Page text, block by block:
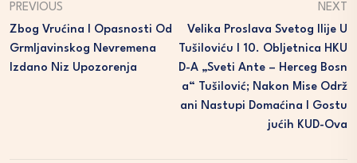
PREVIOUS
Zbog Vrućina I Opasnosti Od
Grmljavinskog Nevremena
Izdano Niz Upozorenja
NEXT
Velika Proslava Svetog Ilije U
Tušiloviću I 10. Obljetnica HKU
D-A „Sveti Ante – Herceg Bosn
A“ Tušilović; Nakon Mise Održ
Ani Nastupi Domaćina I Gostu
Jućih KUD-Ova